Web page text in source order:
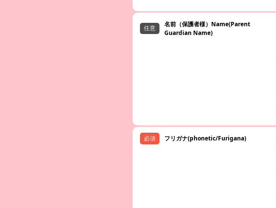
名前（保護者様）Name(Parent
Guardian Name)
フリガナ(phonetic/Furigana)